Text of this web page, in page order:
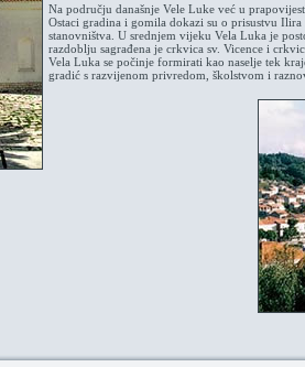
Na području današnje Vele Luke već u
Ostaci gradina i gomila dokazi su o prisustvu
stanovništva. U srednjem vijeku Vela Luka je
razdoblju sagrađena je crkvica sv. Vicence i
Vela Luka se počinje formirati kao naselje tek
gradić s razvijenom privredom, školstvom i